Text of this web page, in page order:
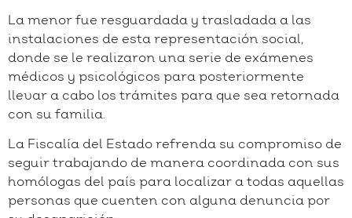
La menor fue resguardada y trasladada a las
instalaciones de esta representación social,
donde se le realizaron una serie de exámenes
médicos y psicológicos para posteriormente
llevar a cabo los trámites para que sea retornada
con su familia.
La Fiscalía del Estado refrenda su compromiso de
seguir trabajando de manera coordinada con sus
homólogas del país para localizar a todas aquellas
personas que cuenten con alguna denuncia por